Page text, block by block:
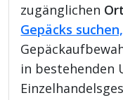
zugänglichen
Gepäcks
in bestehenden